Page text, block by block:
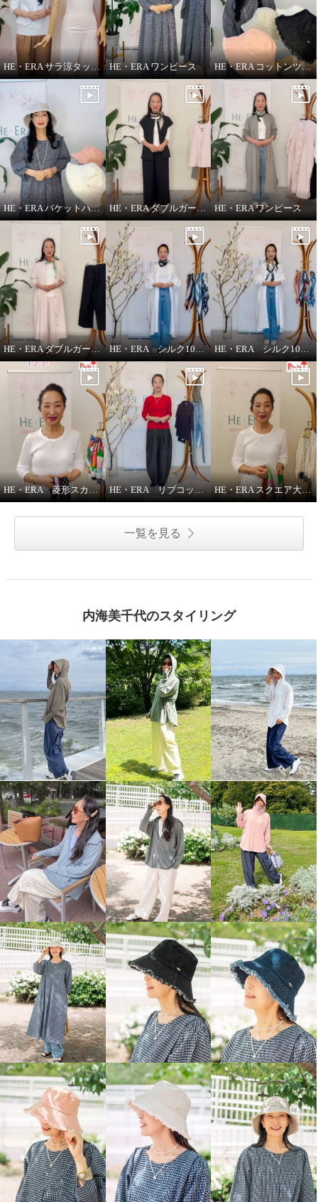
ヘ・エラ シルク１００％ 彩りが
あなたを包む スクエア大判スカ
ーフ
マルシェベージュ
¥0
ヘ・エラ シルク１００％ 彩りが
あなたを包む スクエア大判スカ
ーフ
シルバーバード
¥0
HE・ERA サラ涼タッチ ペチパンツ HE・ERA ワンピース HE・ERA コットンツイル バケットハット
HE・ERA バケットハット HE・ERA ダブルガーゼ ジレ HE・ERA ワンピース
HE・ERA ダブルガーゼ パンツ HE・ERA シルク100％アレンジ広がる 菱形スカーフ
HE・ERA 菱形スカーフの巻き方 HE・ERA リブコットンインナー 3枚セット HE・ERA スクエア大判スカーフの巻き方②
一覧を見る
内海美千代のスタイリング